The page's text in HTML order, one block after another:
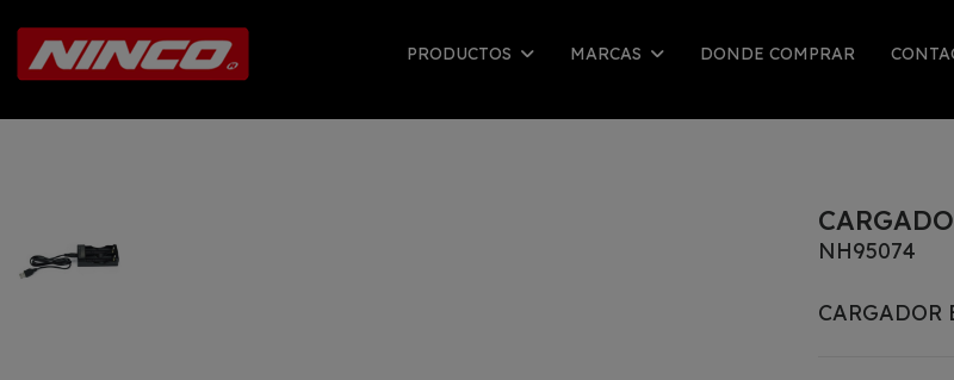
PRODUCTOS MARCAS DONDE COMPRAR
NH95074